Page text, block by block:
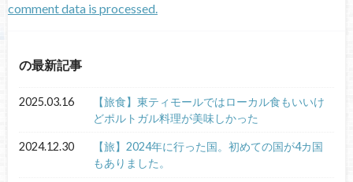
comment data is processed.
の最新記事
2025.03.16
【旅食】東ティモールではローカル食もいいけ
どポルトガル料理が美味しかった
2024.12.30
【旅】2024年に行った国。初めての国が4カ国
もありました。